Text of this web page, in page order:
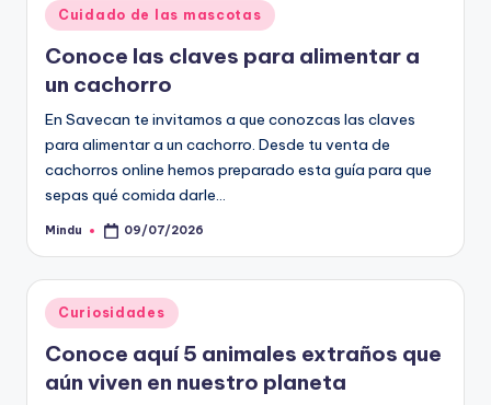
Publicado
en
Cuidado de las mascotas
Conoce las claves para alimentar a
un cachorro
En Savecan te invitamos a que conozcas las claves
para alimentar a un cachorro. Desde tu venta de
cachorros online hemos preparado esta guía para que
sepas qué comida darle…
Publicado
Mindu 09/07/2026
Publicado
en
Curiosidades
Conoce aquí 5 animales extraños que
aún viven en nuestro planeta